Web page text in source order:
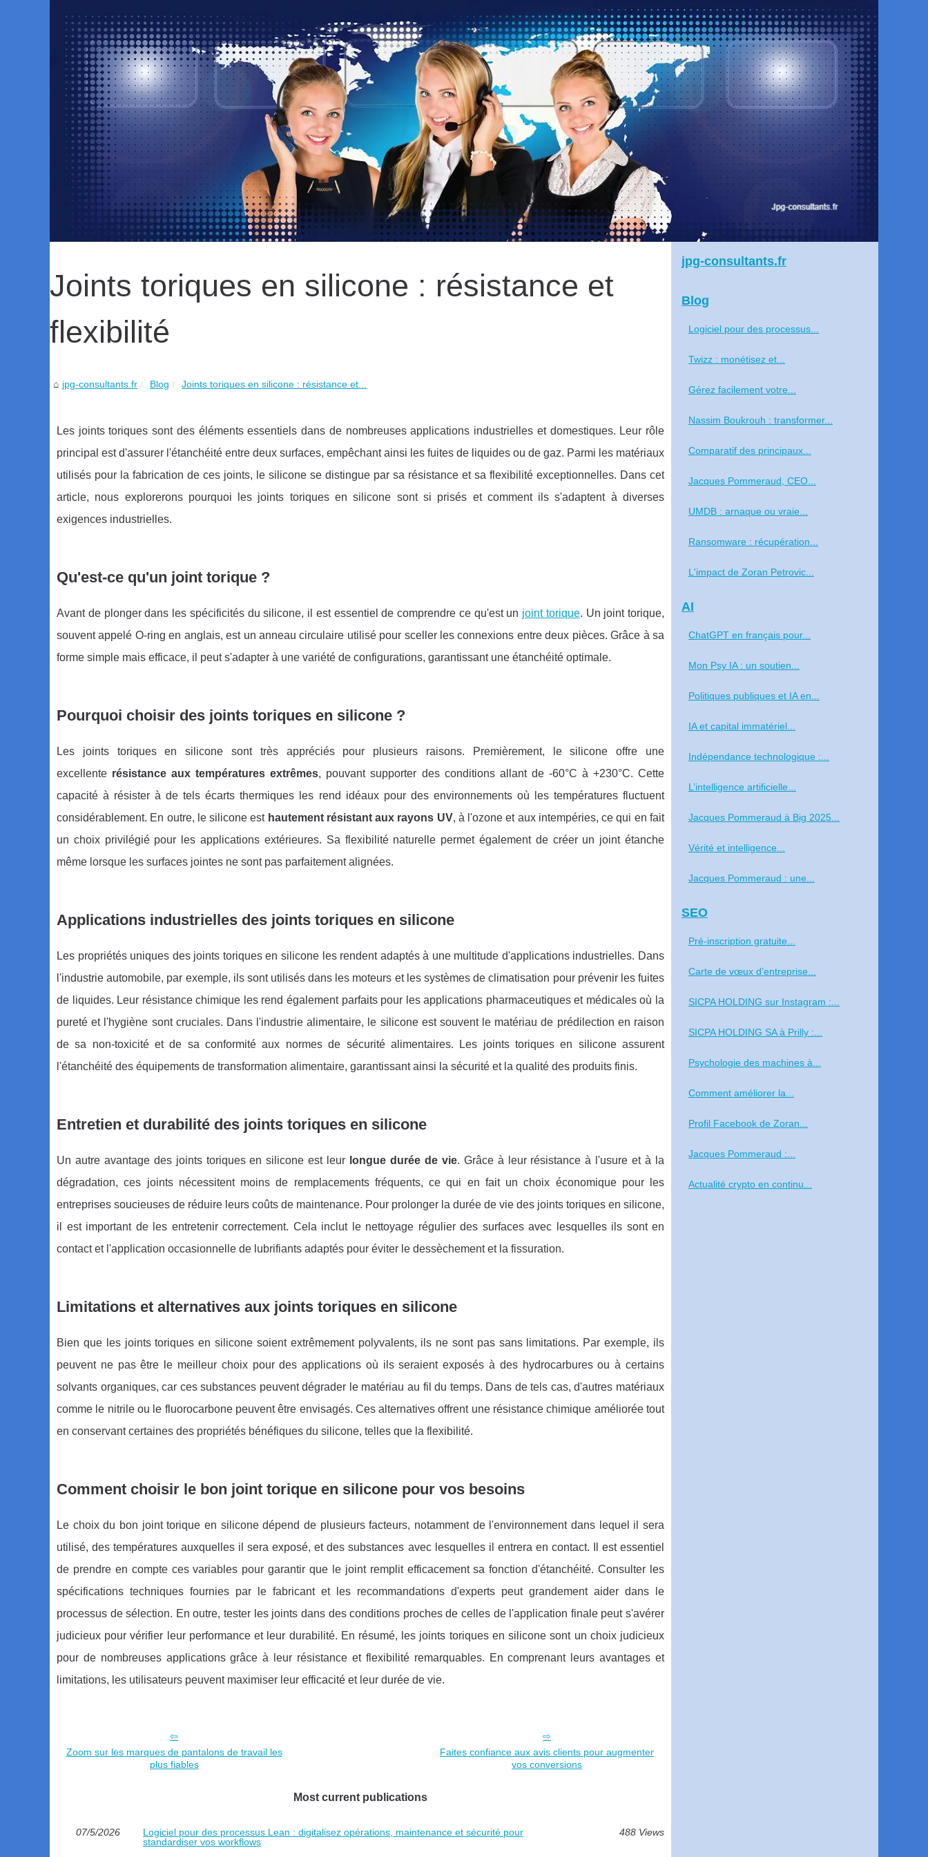
Joints toriques en silicone : résistance et
flexibilité
jpg-consultants.fr Blog Joints toriques en silicone : résistance et...
Les joints toriques sont des éléments essentiels dans de nombreuses applications industrielles et domestiques. Leur rôle
principal est d'assurer l'étanchéité entre deux surfaces, empêchant ainsi les fuites de liquides ou de gaz. Parmi les matériaux
utilisés pour la fabrication de ces joints, le silicone se distingue par sa résistance et sa flexibilité exceptionnelles. Dans cet
article, nous explorerons pourquoi les joints toriques en silicone sont si prisés et comment ils s'adaptent à diverses
exigences industrielles.
Qu'est-ce qu'un joint torique ?
Avant de plonger dans les spécificités du silicone, il est essentiel de comprendre ce qu'est un joint torique. Un joint torique,
souvent appelé O-ring en anglais, est un anneau circulaire utilisé pour sceller les connexions entre deux pièces. Grâce à sa
forme simple mais efficace, il peut s'adapter à une variété de configurations, garantissant une étanchéité optimale.
Pourquoi choisir des joints toriques en silicone ?
Les joints toriques en silicone sont très appréciés pour plusieurs raisons. Premièrement, le silicone offre une
excellente résistance aux températures extrêmes, pouvant supporter des conditions allant de -60°C à +230°C. Cette
capacité à résister à de tels écarts thermiques les rend idéaux pour des environnements où les températures fluctuent
considérablement. En outre, le silicone est hautement résistant aux rayons UV, à l'ozone et aux intempéries, ce qui en fait
un choix privilégié pour les applications extérieures. Sa flexibilité naturelle permet également de créer un joint étanche
même lorsque les surfaces jointes ne sont pas parfaitement alignées.
Applications industrielles des joints toriques en silicone
Les propriétés uniques des joints toriques en silicone les rendent adaptés à une multitude d'applications industrielles. Dans
l'industrie automobile, par exemple, ils sont utilisés dans les moteurs et les systèmes de climatisation pour prévenir les fuites
de liquides. Leur résistance chimique les rend également parfaits pour les applications pharmaceutiques et médicales où la
pureté et l'hygiène sont cruciales. Dans l'industrie alimentaire, le silicone est souvent le matériau de prédilection en raison
de sa non-toxicité et de sa conformité aux normes de sécurité alimentaires. Les joints toriques en silicone assurent
l'étanchéité des équipements de transformation alimentaire, garantissant ainsi la sécurité et la qualité des produits finis.
Entretien et durabilité des joints toriques en silicone
Un autre avantage des joints toriques en silicone est leur longue durée de vie. Grâce à leur résistance à l'usure et à la
dégradation, ces joints nécessitent moins de remplacements fréquents, ce qui en fait un choix économique pour les
entreprises soucieuses de réduire leurs coûts de maintenance. Pour prolonger la durée de vie des joints toriques en silicone,
il est important de les entretenir correctement. Cela inclut le nettoyage régulier des surfaces avec lesquelles ils sont en
contact et l'application occasionnelle de lubrifiants adaptés pour éviter le dessèchement et la fissuration.
Limitations et alternatives aux joints toriques en silicone
Bien que les joints toriques en silicone soient extrêmement polyvalents, ils ne sont pas sans limitations. Par exemple, ils
peuvent ne pas être le meilleur choix pour des applications où ils seraient exposés à des hydrocarbures ou à certains
solvants organiques, car ces substances peuvent dégrader le matériau au fil du temps. Dans de tels cas, d'autres matériaux
comme le nitrile ou le fluorocarbone peuvent être envisagés. Ces alternatives offrent une résistance chimique améliorée tout
en conservant certaines des propriétés bénéfiques du silicone, telles que la flexibilité.
Comment choisir le bon joint torique en silicone pour vos besoins
Le choix du bon joint torique en silicone dépend de plusieurs facteurs, notamment de l'environnement dans lequel il sera
utilisé, des températures auxquelles il sera exposé, et des substances avec lesquelles il entrera en contact. Il est essentiel
de prendre en compte ces variables pour garantir que le joint remplit efficacement sa fonction d'étanchéité. Consulter les
spécifications techniques fournies par le fabricant et les recommandations d'experts peut grandement aider dans le
processus de sélection. En outre, tester les joints dans des conditions proches de celles de l'application finale peut s'avérer
judicieux pour vérifier leur performance et leur durabilité. En résumé, les joints toriques en silicone sont un choix judicieux
pour de nombreuses applications grâce à leur résistance et flexibilité remarquables. En comprenant leurs avantages et
limitations, les utilisateurs peuvent maximiser leur efficacité et leur durée de vie.
Zoom sur les marques de pantalons de travail les
plus fiables
Faites confiance aux avis clients pour augmenter
vos conversions
Most current publications
07/5/2026
Logiciel pour des processus Lean : digitalisez opérations, maintenance et sécurité pour
standardiser vos workflows
488 Views
jpg-consultants.fr
Blog
Logiciel pour des processus...
Twizz : monétisez et...
Gérez facilement votre...
Nassim Boukrouh : transformer...
Comparatif des principaux...
Jacques Pommeraud, CEO...
UMDB : arnaque ou vraie...
Ransomware : récupération...
L'impact de Zoran Petrovic...
AI
ChatGPT en français pour...
Mon Psy IA : un soutien...
Politiques publiques et IA en...
IA et capital immatériel...
Indépendance technologique :...
L’intelligence artificielle...
Jacques Pommeraud à Big 2025...
Vérité et intelligence...
Jacques Pommeraud : une...
SEO
Pré‑inscription gratuite...
Carte de vœux d’entreprise...
SICPA HOLDING sur Instagram :...
SICPA HOLDING SA à Prilly :...
Psychologie des machines à...
Comment améliorer la...
Profil Facebook de Zoran...
Jacques Pommeraud :...
Actualité crypto en continu...